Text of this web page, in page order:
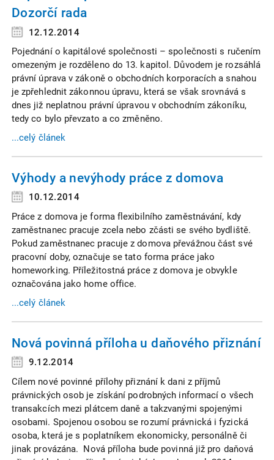
Dozorčí rada
12.12.2014
Pojednání o kapitálové společnosti – společnosti s ručením
omezeným je rozděleno do 13. kapitol. Důvodem je rozsáhlá
právní úprava v zákoně o obchodních korporacích a snahou
je zpřehlednit zákonnou úpravu, která se však srovnává s
dnes již neplatnou právní úpravou v obchodním zákoníku,
tedy co bylo převzato a co změněno.
...celý článek
Výhody a nevýhody práce z domova
10.12.2014
Práce z domova je forma flexibilního zaměstnávání, kdy
zaměstnanec pracuje zcela nebo zčásti se svého bydliště.
Pokud zaměstnanec pracuje z domova převážnou část své
pracovní doby, označuje se tato forma práce jako
homeworking. Příležitostná práce z domova je obvykle
označována jako home office.
...celý článek
Nová povinná příloha u daňového přiznání
9.12.2014
Cílem nové povinné přílohy přiznání k dani z příjmů
právnických osob je získání podrobných informací o všech
transakcích mezi plátcem daně a takzvanými spojenými
osobami. Spojenou osobou se rozumí právnická i fyzická
osoba, která je s poplatníkem ekonomicky, personálně či
jinak provázána. Nová příloha bude povinná již pro daňová